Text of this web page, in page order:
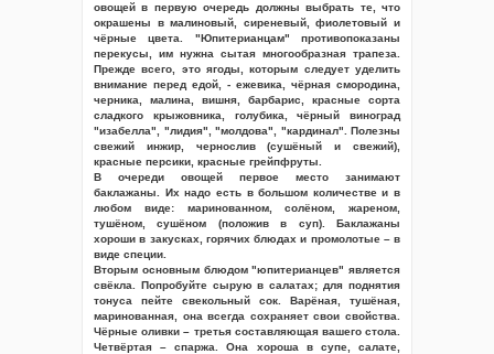
овощей в первую очередь должны выбрать те, что
окрашены в малиновый, сиреневый, фиолетовый и
чёрные цвета. "Юпитерианцам" противопоказаны
перекусы, им нужна сытая многообразная трапеза.
Прежде всего, это ягоды, которым следует уделить
внимание перед едой, - ежевика, чёрная смородина,
черника, малина, вишня, барбарис, красные сорта
сладкого крыжовника, голубика, чёрный виноград
"изабелла", "лидия", "молдова", "кардинал". Полезны
свежий инжир, чернослив (сушёный и свежий),
красные персики, красные грейпфруты.
В очереди овощей первое место занимают
баклажаны. Их надо есть в большом количестве и в
любом виде: маринованном, солёном, жареном,
тушёном, сушёном (положив в суп). Баклажаны
хороши в закусках, горячих блюдах и промолотые – в
виде специи.
Вторым основным блюдом "юпитерианцев" является
свёкла. Попробуйте сырую в салатах; для поднятия
тонуса пейте свекольный сок. Варёная, тушёная,
маринованная, она всегда сохраняет свои свойства.
Чёрные оливки – третья составляющая вашего стола.
Четвёртая – спаржа. Она хороша в супе, салате,